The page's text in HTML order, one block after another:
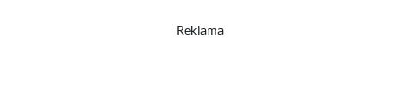
Reklama